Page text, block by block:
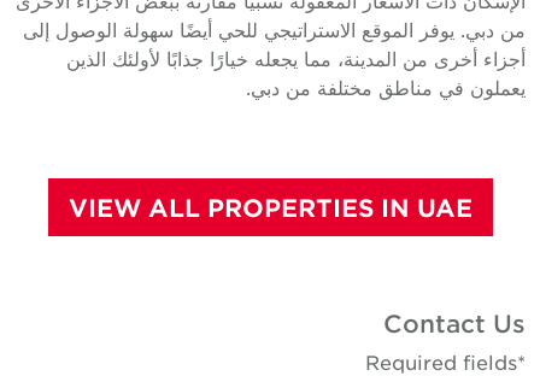
من دبي. يوفر الموقع الاستراتيجي للحي أيضًا سهولة الوصول إلى
أجزاء أخرى من المدينة، مما يجعله خيارًا جذابًا لأولئك الذين
يعملون في مناطق مختلفة من دبي.
VIEW ALL PROPERTIES IN UAE
Contact Us
*Required fields